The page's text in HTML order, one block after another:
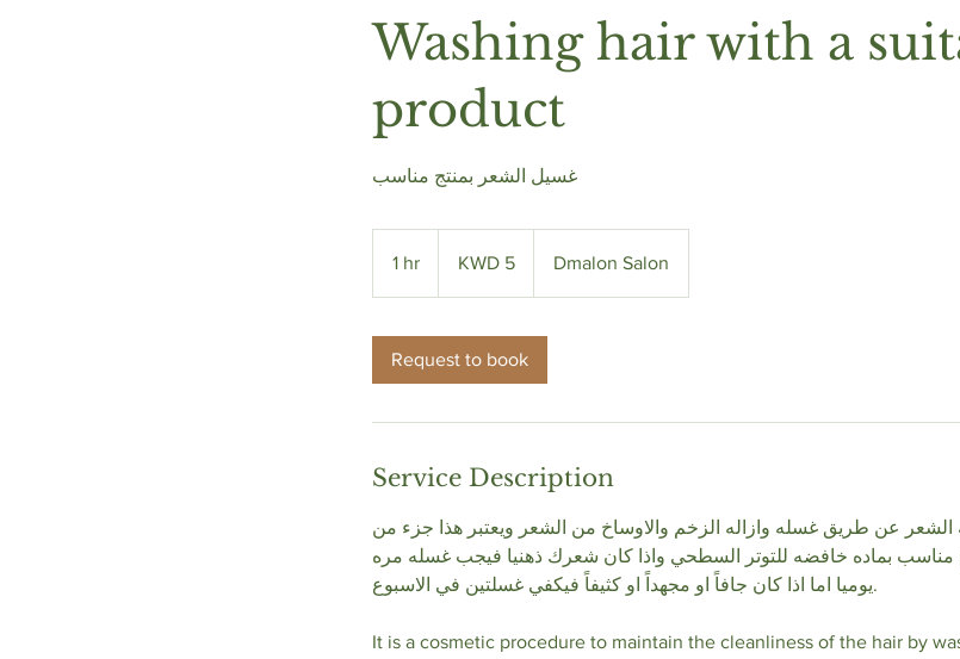
Washing hair with a
product
غسيل الشعر بمنتج مناسب
1 hr
dinarsKWD 5 Dmalon Salon
Request to book
Service Description
عن طريق غسله وازاله الزخم والاوساخ من الشعر ويعتبر هذا جزء من
مناسب بماده خافضه للتوتر السطحي واذا كان شعرك ذهنيا فيجب غسله مره
يوميا اما اذا كان جافاً او مجهداً او كثيفاً فيكفي غسلتين في الاسبوع.
​It is a cosmetic procedure to maintain the cleanliness of the hair by